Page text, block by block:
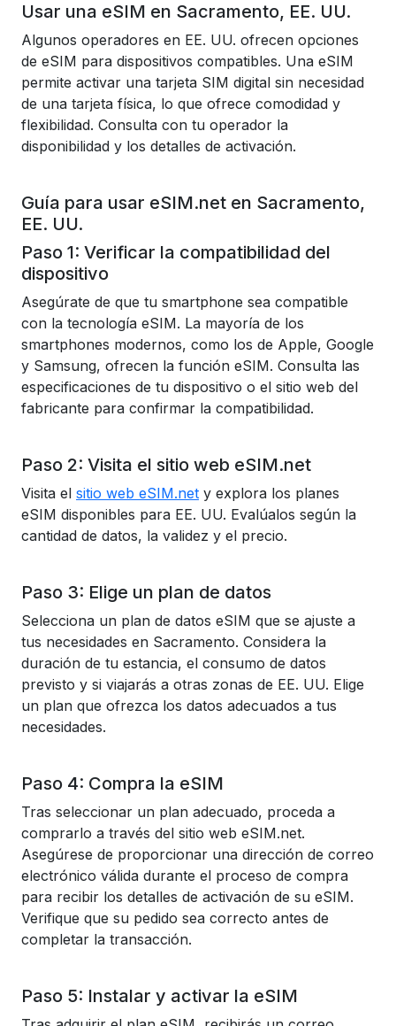
Usar una eSIM en Sacramento, EE. UU.
Algunos operadores en EE. UU. ofrecen opciones
de eSIM para dispositivos compatibles. Una eSIM
permite activar una tarjeta SIM digital sin necesidad
de una tarjeta física, lo que ofrece comodidad y
flexibilidad. Consulta con tu operador la
disponibilidad y los detalles de activación.
Guía para usar eSIM.net en Sacramento,
EE. UU.
Paso 1: Verificar la compatibilidad del
dispositivo
Asegúrate de que tu smartphone sea compatible
con la tecnología eSIM. La mayoría de los
smartphones modernos, como los de Apple, Google
y Samsung, ofrecen la función eSIM. Consulta las
especificaciones de tu dispositivo o el sitio web del
fabricante para confirmar la compatibilidad.
Paso 2: Visita el sitio web eSIM.net
Visita el sitio web eSIM.net y explora los planes
eSIM disponibles para EE. UU. Evalúalos según la
cantidad de datos, la validez y el precio.
Paso 3: Elige un plan de datos
Selecciona un plan de datos eSIM que se ajuste a
tus necesidades en Sacramento. Considera la
duración de tu estancia, el consumo de datos
previsto y si viajarás a otras zonas de EE. UU. Elige
un plan que ofrezca los datos adecuados a tus
necesidades.
Paso 4: Compra la eSIM
Tras seleccionar un plan adecuado, proceda a
comprarlo a través del sitio web eSIM.net.
Asegúrese de proporcionar una dirección de correo
electrónico válida durante el proceso de compra
para recibir los detalles de activación de su eSIM.
Verifique que su pedido sea correcto antes de
completar la transacción.
Paso 5: Instalar y activar la eSIM